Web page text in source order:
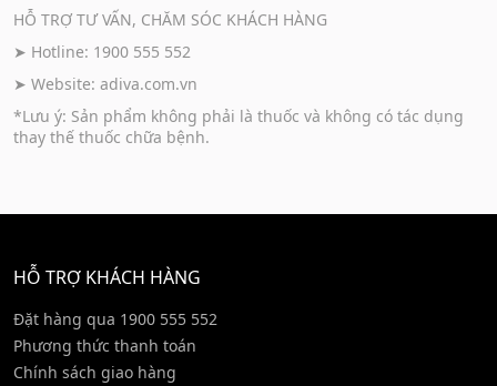
HỖ TRỢ TƯ VẤN, CHĂM SÓC KHÁCH HÀNG
➤ Hotline: 1900 555 552
➤ Website: adiva.com.vn
*Lưu ý: Sản phẩm không phải là thuốc và không có tác dụng
thay thế thuốc chữa bệnh.
HỖ TRỢ KHÁCH HÀNG
Đặt hàng qua 1900 555 552
Phương thức thanh toán
Chính sách giao hàng